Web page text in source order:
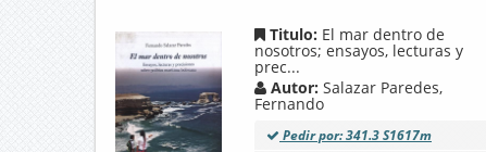
Titulo: El mar dentro de
nosotros; ensayos, lecturas y
prec...
Autor: Salazar Paredes,
Fernando
Pedir por: 341.3 S1617m